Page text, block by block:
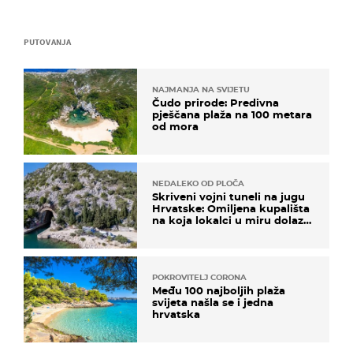
PUTOVANJA
NAJMANJA NA SVIJETU
Čudo prirode: Predivna
pješčana plaža na 100 metara
od mora
NEDALEKO OD PLOČA
Skriveni vojni tuneli na jugu
Hrvatske: Omiljena kupališta
na koja lokalci u miru dolaze
POKROVITELJ CORONA
Među 100 najboljih plaža
svijeta našla se i jedna
hrvatska